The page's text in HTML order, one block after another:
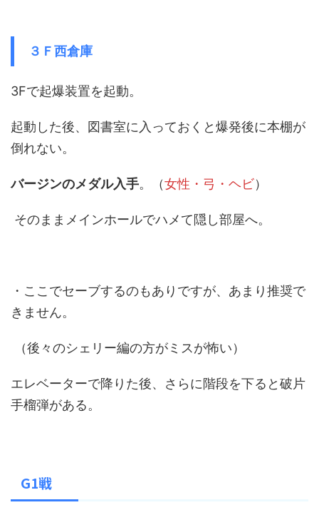
３Ｆ西倉庫
3Fで起爆装置を起動。
起動した後、図書室に入っておくと爆発後に本棚が
倒れない。
バージンのメダル入手。（女性・弓・ヘビ）
そのままメインホールでハメて隠し部屋へ。
・ここでセーブするのもありですが、あまり推奨で
きません。
（後々のシェリー編の方がミスが怖い）
エレベーターで降りた後、さらに階段を下ると破片
手榴弾がある。
G1戦